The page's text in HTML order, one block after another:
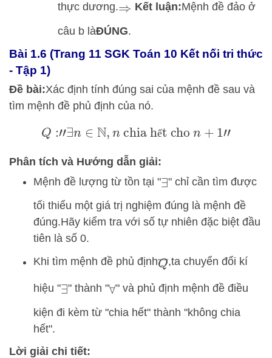
thực dương.⇒ Kết luận:Mệnh đề đảo ở
câu b làĐÚNG.
Bài 1.6 (Trang 11 SGK Toán 10 Kết nối tri thức
- Tập 1)
Đề bài:Xác định tính đúng sai của mệnh đề sau và
tìm mệnh đề phủ định của nó.
ế
Q:"∃n ∈ N, nchia hết chon + "
Phân tích và Hướng dẫn giải:
Mệnh đề lượng từ tồn tại "∃" chỉ cần tìm được
tối thiểu một giá trị nghiệm đúng là mệnh đề
đúng.Hãy kiểm tra với số tự nhiên đặc biệt đầu
tiên là số 0.
Khi tìm mệnh đề phủ địnhQ―
,ta chuyển đổi kí
hiệu "∃" thành "∀" và phủ định mệnh đề điều
kiện đi kèm từ "chia hết" thành "không chia
hết".
Lời giải chi tiết: